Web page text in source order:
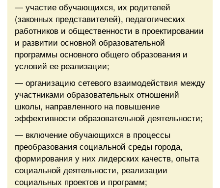
— участие обучающихся, их родителей
(законных представителей), педагогических
работников и общественности в проектировании
и развитии основной образовательной
программы основного общего образования и
условий ее реализации;
— организацию сетевого взаимодействия между
участниками образовательных отношений
школы, направленного на повышение
эффективности образовательной деятельности;
— включение обучающихся в процессы
преобразования социальной среды города,
формирования у них лидерских качеств, опыта
социальной деятельности, реализации
социальных проектов и программ;